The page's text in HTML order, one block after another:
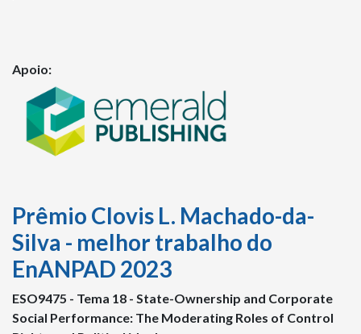
Apoio:
Prêmio Clovis L. Machado-da-
Silva - melhor trabalho do
EnANPAD 2023
ESO9475 - Tema 18 - State-Ownership and Corporate
Social Performance: The Moderating Roles of Control